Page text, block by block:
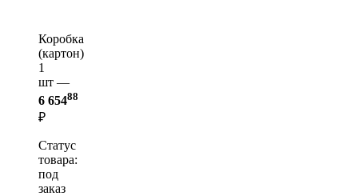
Коробка
(картон)
1
шт —
6 65488
₽
Статус
товара:
под
заказ